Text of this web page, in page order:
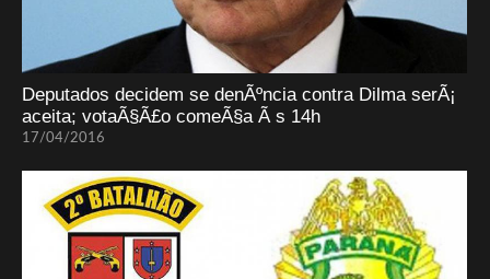
Deputados decidem se denÃºncia contra Dilma serÃ¡
aceita; votaÃ§Ã£o comeÃ§a Ã s 14h
17/04/2016